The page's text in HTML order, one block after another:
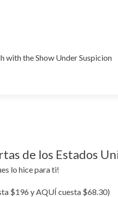
with the Show Under Suspicion
de los Estados
lo hice para ti!
$196 y AQUÍ cuesta $68.30)